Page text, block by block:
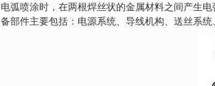
电弧喷涂时，在两根焊丝状的金属材料之间产生
备部件主要包括：电源系统、导线机构、送丝系统